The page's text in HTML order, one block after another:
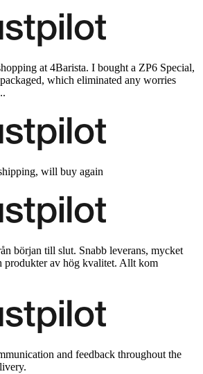
at 4Barista. I bought a ZP6 Special,
which eliminated any worries
will buy again
början till slut. Snabb leverans, mycket
produkter av hög kvalitet. Allt kom
and feedback throughout the